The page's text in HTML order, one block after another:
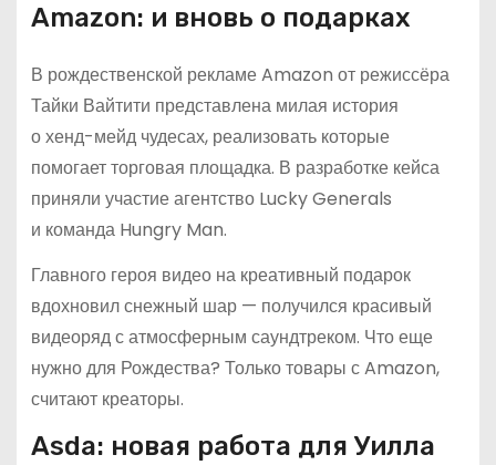
Amazon: и вновь о подарках
В рождественской рекламе Amazon от режиссёра
Тайки Вайтити представлена милая история
о хенд-мейд чудесах, реализовать которые
помогает торговая площадка. В разработке кейса
приняли участие агентство Lucky Generals
и команда Hungry Man.
Главного героя видео на креативный подарок
вдохновил снежный шар — получился красивый
видеоряд с атмосферным саундтреком. Что еще
нужно для Рождества? Только товары с Amazon,
считают креаторы.
Asda: новая работа для Уилла